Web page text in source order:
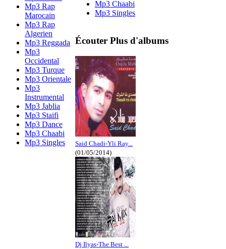
Mp3 Rap
Marocain
Mp3 Rap
Algerien
Mp3 Reggada
Mp3
Occidental
Mp3 Turque
Mp3 Orientale
Mp3
Instrumental
Mp3 Jablia
Mp3 Staifi
Mp3 Dance
Mp3 Chaabi
Mp3 Singles
Mp3 Chaabi
Mp3 Singles
Écouter Plus d'albums
Said Chadi-Yli Ray...
(01/05/2014)
Dj Ilyas-The Best ...